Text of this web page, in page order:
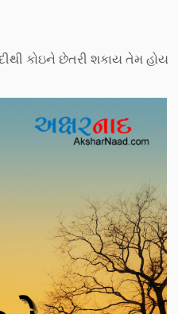
કોઇને છેતરી શકાય તેમ હોય